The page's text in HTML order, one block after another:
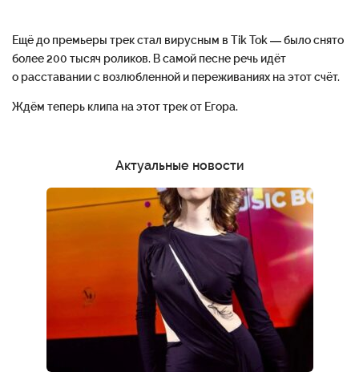
Ещё до премьеры трек стал вирусным в Tik Tok — было снято
более 200 тысяч роликов. В самой песне речь идёт
о расставании с возлюбленной и переживаниях на этот счёт.
Ждём теперь клипа на этот трек от Егора.
Актуальные новости